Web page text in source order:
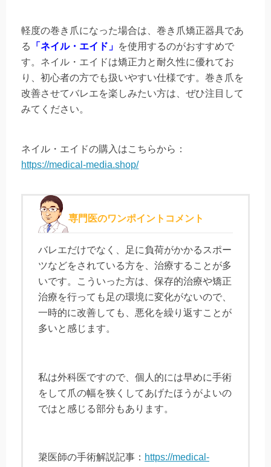
軽度の巻き爪になった場合は、巻き爪矯正器具であ
る
「ネイル・エイド」 を使用するのがおすすめで
す。ネイル・エイドは矯正力と耐久性に優れてお
り、初心者の方でも扱いやすい仕様です。巻き爪を
改善させてバレエを楽しみたい方は、ぜひ注目して
みてください。
ネイル・エイドの購入はこちらから：
https://medical-media.shop/
専門医のワンポイントコメント
バレエだけでなく、足に負荷がかかるスポー
ツなどをされている方を、治療することが多
いです。こういった方は、保存的治療や矯正
治療を行っても足の環境に変化がないので、
一時的に改善しても、悪化を繰り返すことが
多いと感じます。
私は外科医ですので、個人的には早めに手術
をして爪の幅を狭くしてあげたほうがよいの
ではと感じる部分もあります。
簗医師の手術解説記事： https://medical-